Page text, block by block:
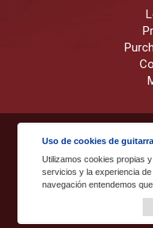
Uso de cookies de
Utilizamos cookies propias
servicios y la experiencia
navegación entendemos